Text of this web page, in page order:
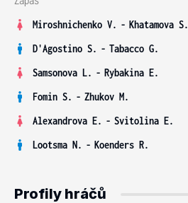
Miroshnichenko V. - Khatamova S.
D'Agostino S. - Tabacco G.
Samsonova L. - Rybakina E.
Fomin S. - Zhukov M.
Alexandrova E. - Svitolina E.
Lootsma N. - Koenders R.
Profily hráčů